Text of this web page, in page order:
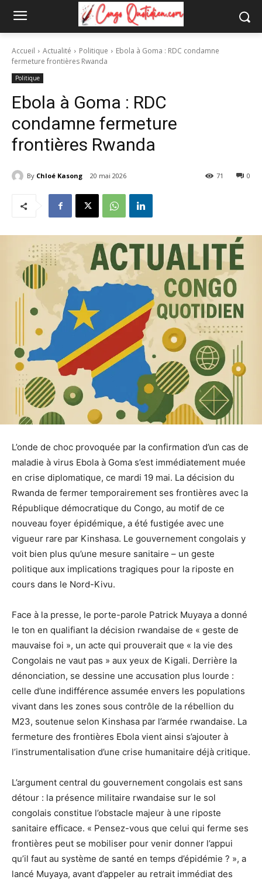
Accueil Actualité Politique
Ebola à Goma : RDC condamne
fermeture frontières Rwanda
Politique
Ebola à Goma : RDC
condamne fermeture
frontières Rwanda
By Chloé Kasong 20 mai 2026 0
71
L’onde de choc provoquée par la confirmation d’un cas de
maladie à virus Ebola à Goma s’est immédiatement muée
en crise diplomatique, ce mardi 19 mai. La décision du
Rwanda de fermer temporairement ses frontières avec la
République démocratique du Congo, au motif de ce
nouveau foyer épidémique, a été fustigée avec une
vigueur rare par Kinshasa. Le gouvernement congolais y
voit bien plus qu’une mesure sanitaire – un geste
politique aux implications tragiques pour la riposte en
cours dans le Nord-Kivu.
Face à la presse, le porte-parole Patrick Muyaya a donné
le ton en qualifiant la décision rwandaise de « geste de
mauvaise foi », un acte qui prouverait que « la vie des
Congolais ne vaut pas » aux yeux de Kigali. Derrière la
dénonciation, se dessine une accusation plus lourde :
celle d’une indifférence assumée envers les populations
vivant dans les zones sous contrôle de la rébellion du
M23, soutenue selon Kinshasa par l’armée rwandaise. La
fermeture des frontières Ebola vient ainsi s’ajouter à
l’instrumentalisation d’une crise humanitaire déjà critique.
L’argument central du gouvernement congolais est sans
détour : la présence militaire rwandaise sur le sol
congolais constitue l’obstacle majeur à une riposte
sanitaire efficace. « Pensez-vous que celui qui ferme ses
frontières peut se mobiliser pour venir donner l’appui
qu’il faut au système de santé en temps d’épidémie ? », a
lancé Muyaya, avant d’appeler au retrait immédiat des